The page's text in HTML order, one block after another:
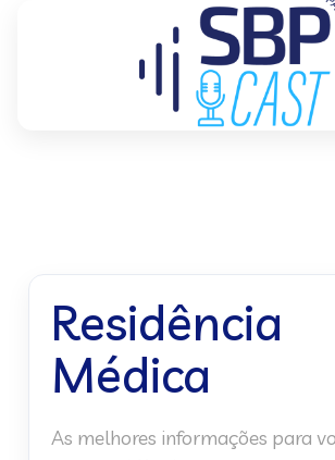
Residência
Médica
As melhores informações para